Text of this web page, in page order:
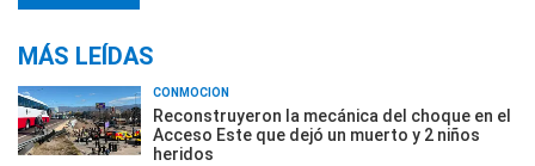
MÁS LEÍDAS
CONMOCIÓN
Reconstruyeron la mecánica del choque en el
Acceso Este que dejó un muerto y 2 niños
heridos